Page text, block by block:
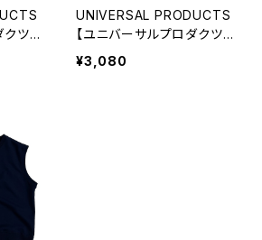
ツ】
UNIVERSAL PRODUCTS
【ユニバーサルプロダクツ】
3P PILE SOCKS
¥3,080